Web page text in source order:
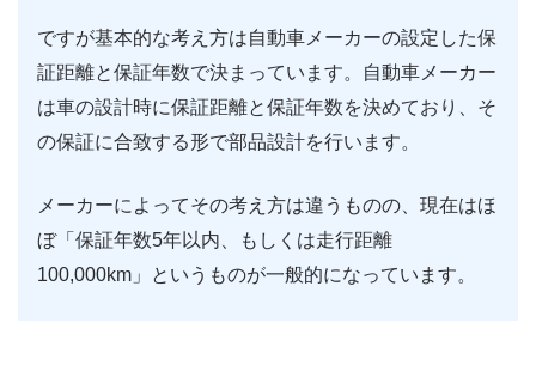
ですが基本的な考え方は自動車メーカーの設定した保
証距離と保証年数で決まっています。自動車メーカー
は車の設計時に保証距離と保証年数を決めており、そ
の保証に合致する形で部品設計を行います。
メーカーによってその考え方は違うものの、現在はほ
ぼ「保証年数5年以内、もしくは走行距離
100,000km」というものが一般的になっています。